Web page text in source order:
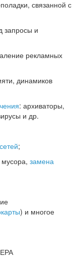
связанной с
запросы и
рекламных
динамиков
: архиваторы,
и др.
сетей;
замена
) и многое